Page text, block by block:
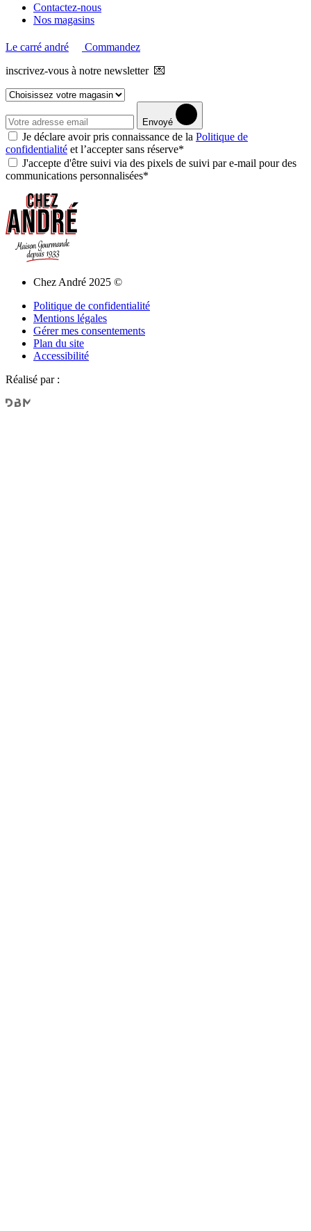
Contactez-nous
Nos magasins
Le carré andré
Commandez
inscrivez-vous à notre newsletter 💌
Envoyé
Je déclare avoir pris connaissance de la Politique de
confidentialité et l’accepter sans réserve*
J'accepte d'être suivi via des pixels de suivi par e-mail pour des
communications personnalisées*
Chez André 2025 ©
Politique de confidentialité
Mentions légales
Gérer mes consentements
Plan du site
Accessibilité
Réalisé par :